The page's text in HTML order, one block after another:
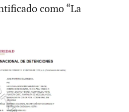
como “La